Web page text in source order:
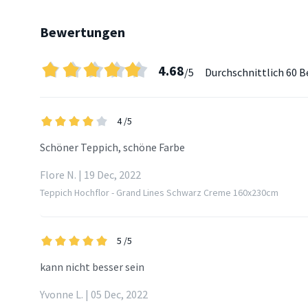
Bewertungen
4.68/5 Durchschnittlich 60
4 /5
Schöner Teppich, schöne Farbe
Flore N. | 19 Dec, 2022
Teppich Hochflor - Grand Lines Schwarz Creme 160x230cm
5 /5
kann nicht besser sein
Yvonne L. | 05 Dec, 2022